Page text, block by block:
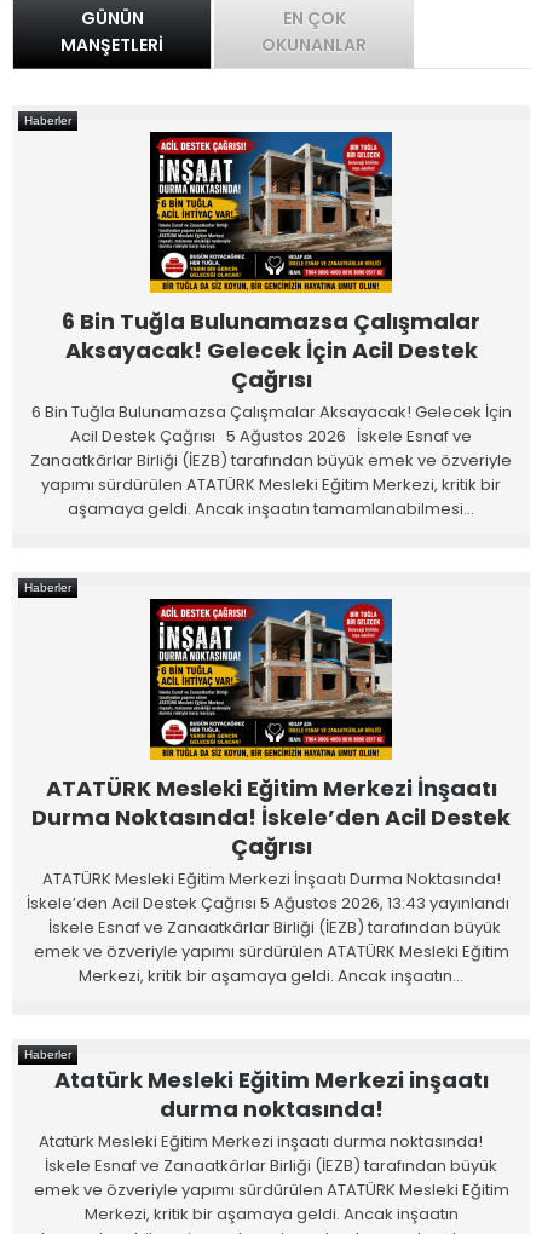
GÜNÜN
MANŞETLERİ
EN ÇOK
OKUNANLAR
6 Bin Tuğla Bulunamazsa Çalışmalar
Aksayacak! Gelecek İçin Acil Destek
Çağrısı
6 Bin Tuğla Bulunamazsa Çalışmalar Aksayacak! Gelecek İçin
Acil Destek Çağrısı 5 Ağustos 2026 İskele Esnaf ve
Zanaatkârlar Birliği (İEZB) tarafından büyük emek ve özveriyle
yapımı sürdürülen ATATÜRK Mesleki Eğitim Merkezi, kritik bir
aşamaya geldi. Ancak inşaatın tamamlanabilmesi…
Haberler
ATATÜRK Mesleki Eğitim Merkezi İnşaatı
Durma Noktasında! İskele’den Acil Destek
Çağrısı
ATATÜRK Mesleki Eğitim Merkezi İnşaatı Durma Noktasında!
İskele’den Acil Destek Çağrısı 5 Ağustos 2026, 13:43 yayınlandı
İskele Esnaf ve Zanaatkârlar Birliği (İEZB) tarafından büyük
emek ve özveriyle yapımı sürdürülen ATATÜRK Mesleki Eğitim
Merkezi, kritik bir aşamaya geldi. Ancak inşaatın…
Haberler
Atatürk Mesleki Eğitim Merkezi inşaatı
durma noktasında!
Atatürk Mesleki Eğitim Merkezi inşaatı durma noktasında!
İskele Esnaf ve Zanaatkârlar Birliği (İEZB) tarafından büyük
emek ve özveriyle yapımı sürdürülen ATATÜRK Mesleki Eğitim
Merkezi, kritik bir aşamaya geldi. Ancak inşaatın
Haberler